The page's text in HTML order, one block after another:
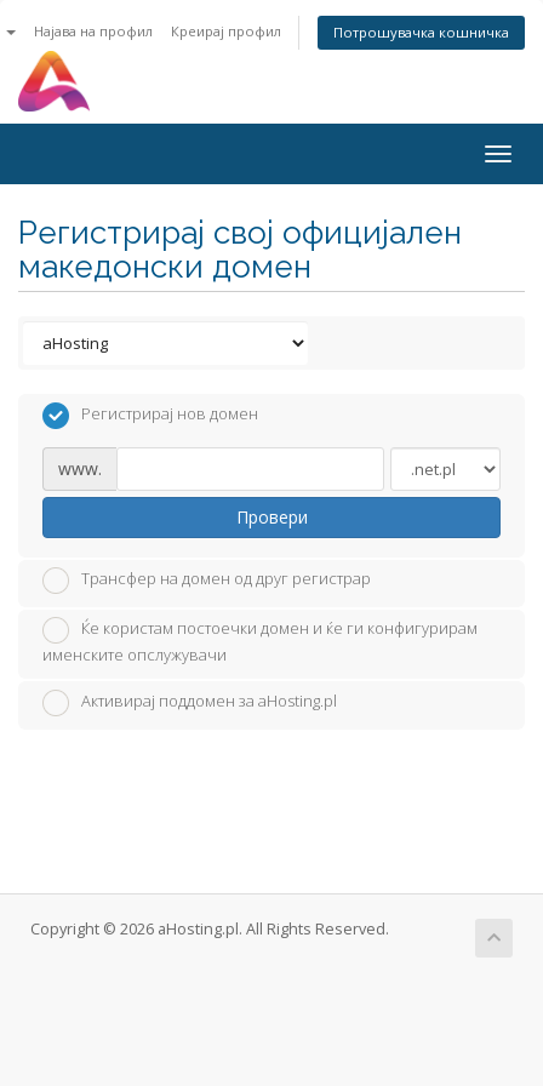
Најава на профил Креирај профил Потрошувачка кошничка
Регистрирај свој официјален
македонски домен
Регистрирај нов домен
www.
Провери
Трансфер на домен од друг регистрар
Ќе користам постоечки домен и ќе ги конфигурирам
именските опслужувачи
Активирај поддомен за aHosting.pl
Copyright © 2026 aHosting.pl. All Rights Reserved.